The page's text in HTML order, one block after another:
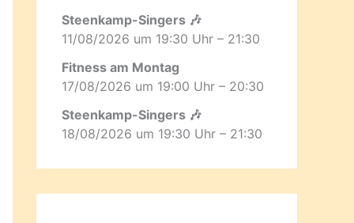
Steenkamp-Singers 🎶
11/08/2026 um 19:30 Uhr – 21:30
Fitness am Montag
17/08/2026 um 19:00 Uhr – 20:30
Steenkamp-Singers 🎶
18/08/2026 um 19:30 Uhr – 21:30